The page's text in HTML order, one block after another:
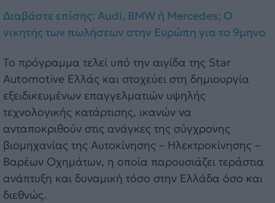
Διαβάστε επίσης: Audi, BMW ή Mercedes; Ο
νικητής των πωλήσεων στην Ευρώπη για το 9μηνο
Το πρόγραμμα τελεί υπό την αιγίδα της Star
Automotive Ελλάς και στοχεύει στη δημιουργία
εξειδικευμένων επαγγελματιών υψηλής
τεχνολογικής κατάρτισης, ικανών να
ανταποκριθούν στις ανάγκες της σύγχρονης
βιομηχανίας της Αυτοκίνησης – Ηλεκτροκίνησης –
Βαρέων Οχημάτων, η οποία παρουσιάζει τεράστια
ανάπτυξη και δυναμική τόσο στην Ελλάδα όσο και
διεθνώς.